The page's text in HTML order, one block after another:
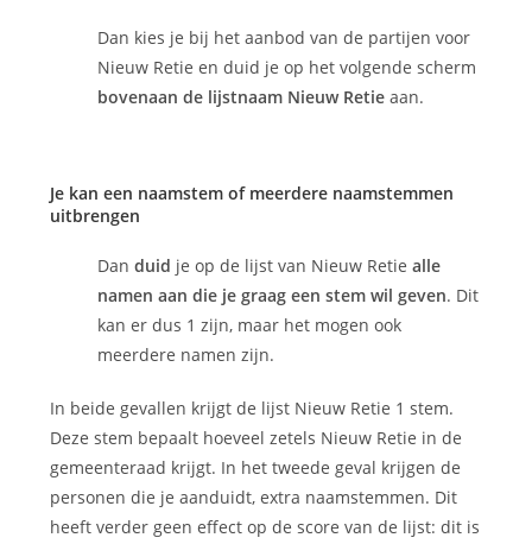
Dan kies je bij het aanbod van de partijen voor
Nieuw Retie en duid je op het volgende scherm
bovenaan de lijstnaam Nieuw Retie aan.
Je kan een naamstem of meerdere naamstemmen
uitbrengen
Danduid je op de lijst van Nieuw Retiealle
namen aan die je graag een stem wil geven. Dit
kan er dus 1 zijn, maar het mogen ook
meerdere namen zijn.
In beide gevallen krijgt de lijst Nieuw Retie 1 stem.
Deze stem bepaalt hoeveel zetels Nieuw Retie in de
gemeenteraad krijgt. In het tweede geval krijgen de
personen die je aanduidt, extra naamstemmen. Dit
heeft verder geen effect op de score van de lijst: dit is